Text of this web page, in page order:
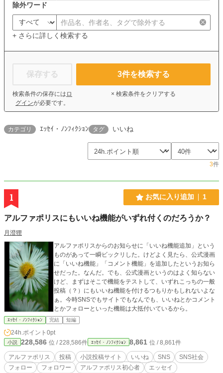
除外ワード
+ さらに詳しく検索する
保存する
検索条件の保存には ロ
グインが必要です。
3件を検索する
× 検索条件をクリアする
カテゴリ ｴｯｾｲ・ﾉﾝﾌｨｸｼｮﾝ タグ いいね
3件
1 お気に入り追加 1
アルファポリスにもいいね機能がいずれ付くのだろうか？
月澄狸
アルファポリスからのお知らせに「いいね機能追加」という
ものがあって一瞬ビックリした。けどよく見たら、公式漫画
に「いいね機能」「コメント機能」を追加したというお知ら
せだった。なんだ。でも、公式漫画というのはよく知らない
けど、まずはそこで機能をテストして、いずれこっちの一般
投稿（？）にもいいね機能を付けるつもりかもしれないよな
ぁ。今時SNSでもサイトでもなんでも、いいねとかコメント
とかフォローといった機能は大抵付いているから。
ｴｯｾｲ・ﾉﾝﾌｨｸｼｮﾝ 完結 短編
24h.ポイント 0pt
小説 228,586 位 / 228,586件 ｴｯｾｲ・ﾉﾝﾌｨｸｼｮﾝ 8,861 位 / 8,861件
アルファポリス 投稿 小説投稿サイト いいね SNS
SNS社会
フォロー
フォロワー アルファポリス初心者 エッセイ